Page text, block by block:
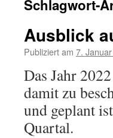
Schlagwort-
Ausblick
Publiziert am 7.
Das Jahr
damit zu
und geplant
Quartal.